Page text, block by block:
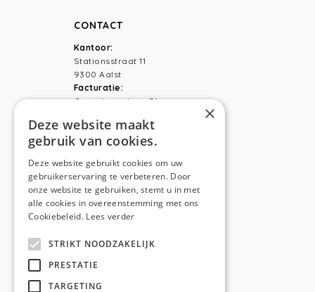
CONTACT
Kantoor:
Stationsstraat 11
9300 Aalst
Facturatie:
Capucienenlaan 31
Telefoon:0473 44 56 94
NAVIGATION
Home
Diensten
Realisaties
×
Deze website maakt
gebruik van cookies.
Deze website gebruikt cookies om uw
gebruikerservaring te verbeteren. Door
onze website te gebruiken, stemt u in met
alle cookies in overeenstemming met ons
Cookiebeleid. Lees verder
STRIKT NOODZAKELIJK
PRESTATIE
TARGETING